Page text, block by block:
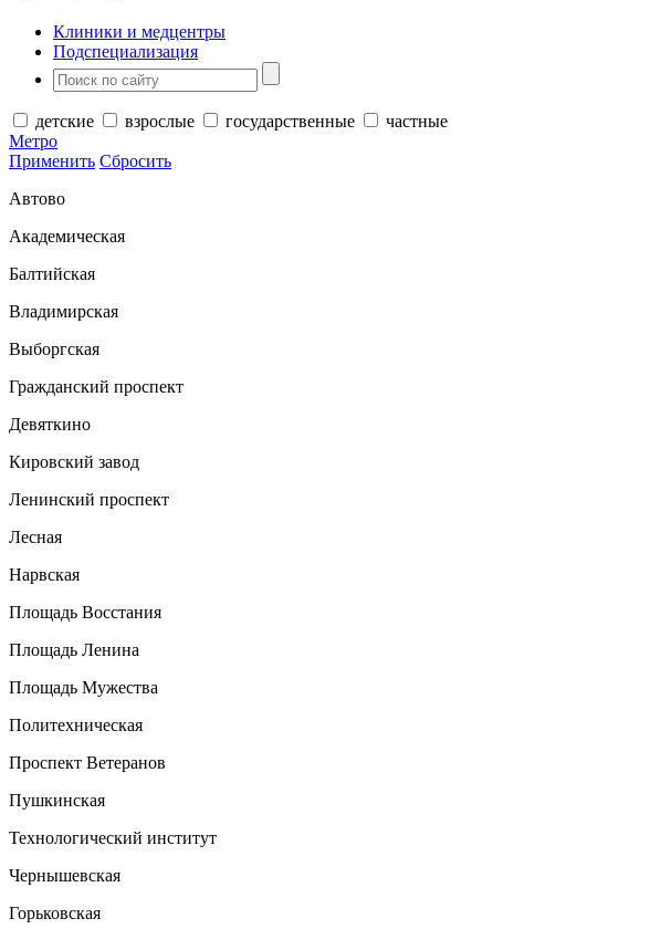
Клиники и медцентры
Подспециализация
детские взрослые государственные
частные
Метро
Применить Сбросить
Автово
Академическая
Балтийская
Владимирская
Выборгская
Гражданский проспект
Девяткино
Кировский завод
Ленинский проспект
Лесная
Нарвская
Площадь Восстания
Площадь Ленина
Площадь Мужества
Политехническая
Проспект Ветеранов
Пушкинская
Технологический институт
Чернышевская
Горьковская